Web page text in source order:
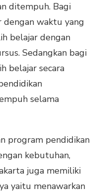
ditempuh. Bagi
dengan waktu yang
belajar dengan
Sedangkan bagi
belajar secara
selama
program pendidikan
kebutuhan,
juga memiliki
yaitu menawarkan